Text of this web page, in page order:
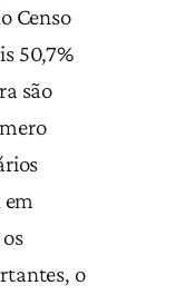
Censo
50,7%
são
o